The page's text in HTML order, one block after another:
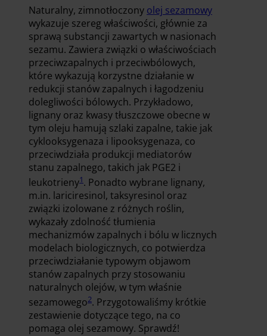
Naturalny, zimnotłoczony olej sezamowy
wykazuje szereg właściwości, głównie za
sprawą substancji zawartych w nasionach
sezamu. Zawiera związki o właściwościach
przeciwzapalnych i przeciwbólowych,
które wykazują korzystne działanie w
redukcji stanów zapalnych i łagodzeniu
dolegliwości bólowych. Przykładowo,
lignany oraz kwasy tłuszczowe obecne w
tym oleju hamują szlaki zapalne, takie jak
cyklooksygenaza i lipooksygenaza, co
przeciwdziała produkcji mediatorów
stanu zapalnego, takich jak PGE2 i
leukotrieny1. Ponadto wybrane lignany,
m.in. lariciresinol, taksyresinol oraz
związki izolowane z różnych roślin,
wykazały zdolność tłumienia
mechanizmów zapalnych i bólu w licznych
modelach biologicznych, co potwierdza
przeciwdziałanie typowym objawom
stanów zapalnych przy stosowaniu
naturalnych olejów, w tym właśnie
sezamowego2. Przygotowaliśmy krótkie
zestawienie dotyczące tego, na co
pomaga olej sezamowy. Sprawdź!